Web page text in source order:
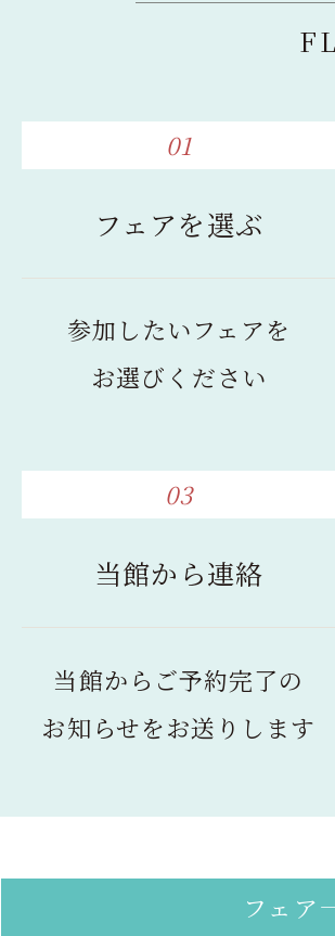
01
フェアを選ぶ
参加したいフェアを
お選びください
03
当館から連絡
当館からご予約完了の
お知らせをお送りします
フェア